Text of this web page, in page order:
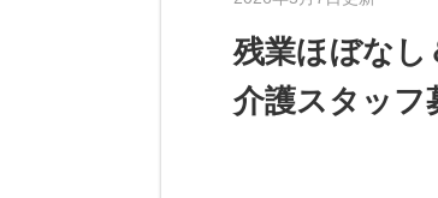
残業ほぼなし
介護スタッ